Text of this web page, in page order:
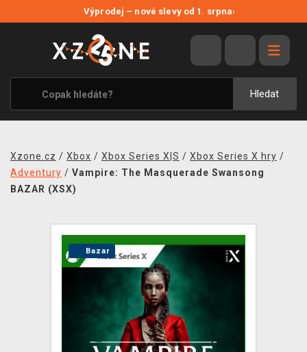
Výprodej – nové slevy od 1. srpna›
Hledat
VÝPRODEJ
VIDEOHRY
XZONE ORIGINALS
TÉMATIKY
MERCHANDISE
KONTAKT
Xzone.cz / Xbox / Xbox Series X|S / Xbox Series X hry /
Adventury / Vampire: The Masquerade Swansong
BAZAR (XSX)
Bazar